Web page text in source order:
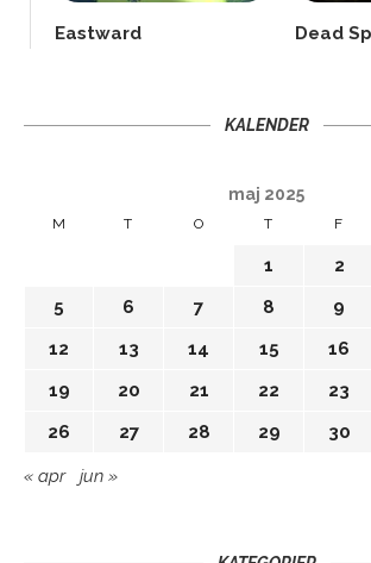
Eastward Dead
KALENDER
maj 2025
M T O T F
1 2
5
6 7 8 9
12
13 14 15 16
19
20 21 22 23
26
27 28 29 30
« apr jun »